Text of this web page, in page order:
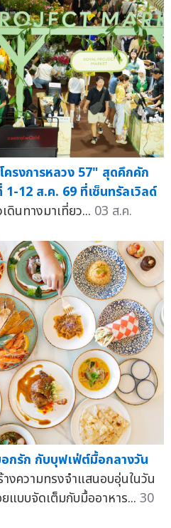
รงการหลวง 57" สุดคึกคัก
12 ส.ค. 69 ที่เซ็นทรัลเวิลด์
ดินทางมาเที่ยว... 03 ส.ค.
กรัก กับบุฟเฟ่ต์มื้อกลางวัน
งความทรงจำแสนอบอุ่นในวัน
แบบจัดเต็มกับมื้ออาหาร... 30